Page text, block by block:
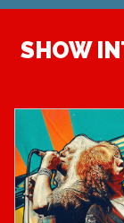
SHOW